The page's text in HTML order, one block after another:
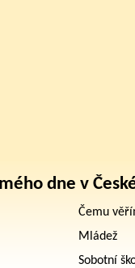
dne v
Čemu
Mládež
Sobotní